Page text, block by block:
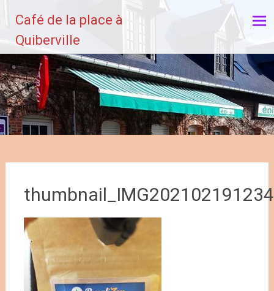
contenu
principal
Café de la place à
Quiberville